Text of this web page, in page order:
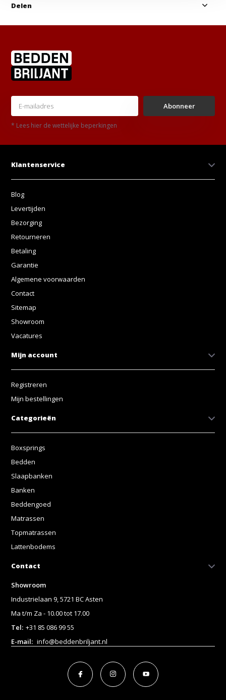
Delen
Abonneer
* Lees hier de wettelijke beperkingen
Klantenservice
Blog
Levertijden
Bezorging
Retourneren
Betaling
Garantie
Algemene voorwaarden
Contact
Sitemap
Showroom
Vacatures
Mijn account
Registreren
Mijn bestellingen
Categorieën
Boxsprings
Bedden
Slaapbanken
Banken
Beddengoed
Matrassen
Topmatrassen
Lattenbodems
Contact
Showroom
Industrielaan 9, 5721 BC Asten
Ma t/m Za - 10.00 tot 17.00
Tel: +31 85 086 99 55
E-mail: info@beddenbriljant.nl